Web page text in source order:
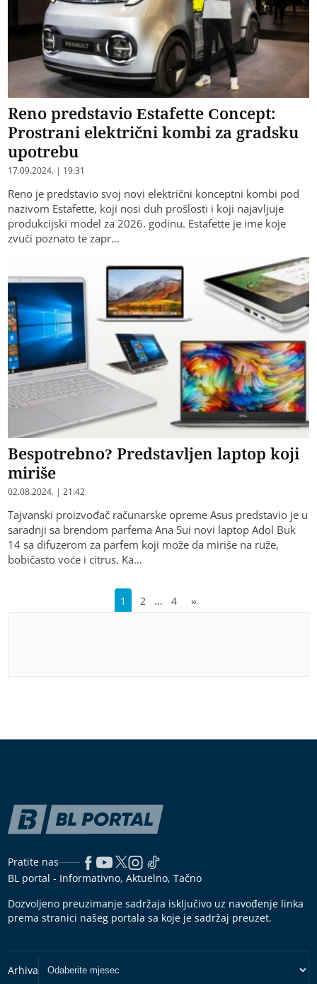
Reno predstavio Estafette Concept:
Prostrani električni kombi za gradsku
upotrebu
17.09.2024. | 19:31
Reno je predstavio svoj novi električni konceptni kombi pod
nazivom Estafette, koji nosi duh prošlosti i koji najavljuje
produkcijski model za 2026. godinu. Estafette je ime koje
zvuči poznato te zapr…
Bespotrebno? Predstavljen laptop koji
miriše
02.08.2024. | 21:42
​Tajvanski proizvođač računarske opreme Asus predstavio je u
saradnji sa brendom parfema Ana Sui novi laptop Adol Buk
14 sa difuzerom za parfem koji može da miriše na ruže,
bobičasto voće i citrus. Ka…
1 2 … 4 »
Pratite nas
BL portal - Informativno, Aktuelno, Tačno
Dozvoljeno preuzimanje sadržaja isključivo uz navođenje linka
prema stranici našeg portala sa koje je sadržaj preuzet.